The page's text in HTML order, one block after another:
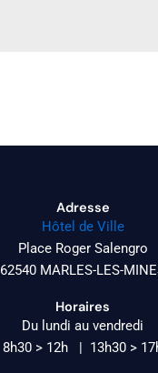
Adresse
Hôtel de Ville
Place Roger Salengro
62540 MARLES-LES-
Horaires
Du lundi au vendredi
8h30 > 12h | 13h30 >